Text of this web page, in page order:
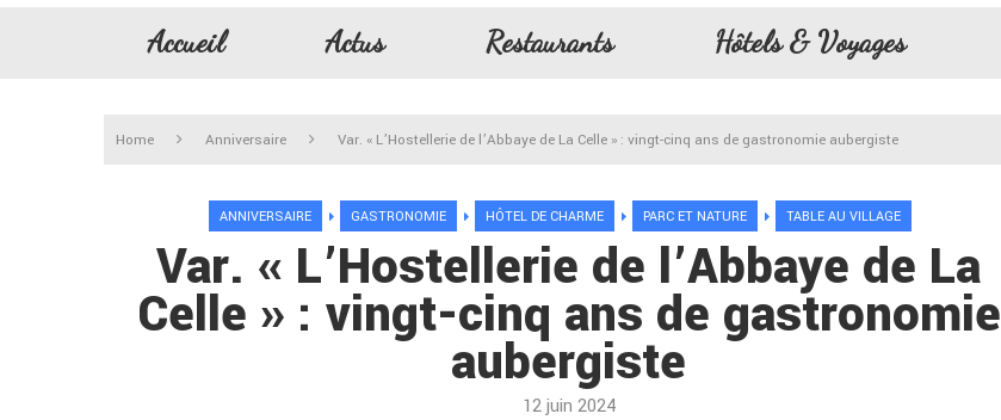
Accueil Actus Restaurants Hôtels & Voyages
Home Anniversaire Var. « L’Hostellerie de l’Abbaye de La Celle » : vingt-cinq ans de gastronomie aubergiste
ANNIVERSAIRE GASTRONOMIE HÔTEL DE CHARME PARC ET NATURE TABLE AU VILLAGE
Var. « L’Hostellerie de l’Abbaye de La
Celle » : vingt-cinq ans de gastronomie
aubergiste
12 juin 2024